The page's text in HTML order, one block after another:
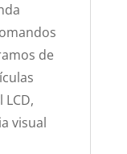
de
visual